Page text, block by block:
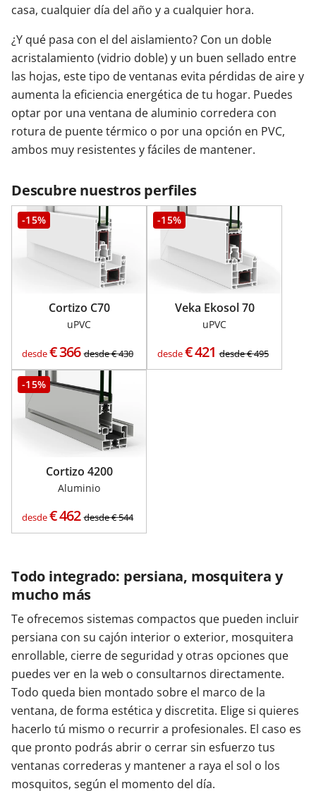
casa, cualquier día del año y a cualquier hora.
¿Y qué pasa con el del aislamiento? Con un doble
acristalamiento (vidrio doble) y un buen sellado entre
las hojas, este tipo de ventanas evita pérdidas de aire y
aumenta la eficiencia energética de tu hogar. Puedes
optar por una ventana de aluminio corredera con
rotura de puente térmico o por una opción en PVC,
ambos muy resistentes y fáciles de mantener.
Descubre nuestros perfiles
-15%
Cortizo C70
uPVC
desde€366 desde€430
-15%
Veka Ekosol 70
uPVC
desde€421 desde€495
-15%
Cortizo 4200
Aluminio
desde€462 desde€544
Todo integrado: persiana, mosquitera y
mucho más
Te ofrecemos sistemas compactos que pueden incluir
persiana con su cajón interior o exterior, mosquitera
enrollable, cierre de seguridad y otras opciones que
puedes ver en la web o consultarnos directamente.
Todo queda bien montado sobre el marco de la
ventana, de forma estética y discretita. Elige si quieres
hacerlo tú mismo o recurrir a profesionales. El caso es
que pronto podrás abrir o cerrar sin esfuerzo tus
ventanas correderas y mantener a raya el sol o los
mosquitos, según el momento del día.